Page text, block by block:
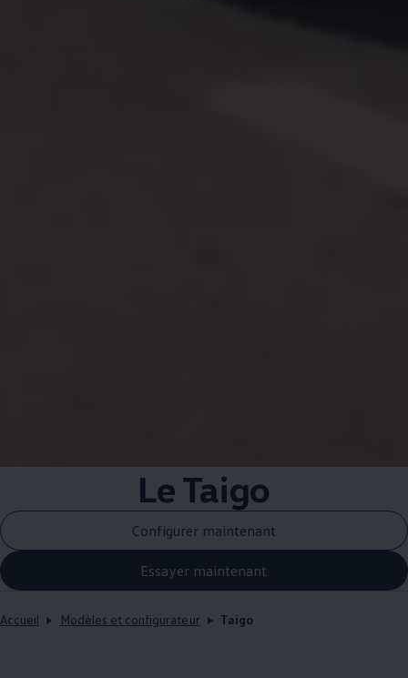
Le Taigo
Configurer maintenant
Essayer maintenant
Accueil Modèles et configurateur Taigo